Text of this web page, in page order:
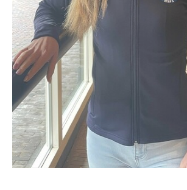
NRPS Keuringen
Hengstenkeuring
Regionale Keuringen
Nationale Keuring
Late Veulenkeuring
ABOP
Sport
Wereldkampioenschap Jonge Paarden